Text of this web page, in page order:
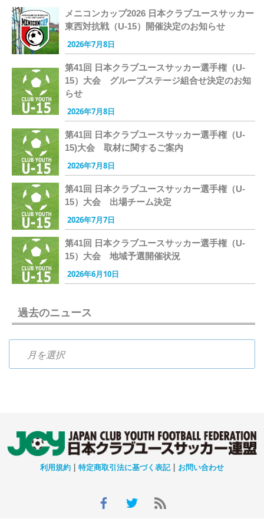
メニコンカップ2026 日本クラブユースサッカー
東西対抗戦（U-15）開催決定のお知らせ
2026年7月8日
第41回 日本クラブユースサッカー選手権（U-
15）大会 グループステージ組合せ決定のお知
らせ
2026年7月8日
第41回 日本クラブユースサッカー選手権（U-
15)大会 取材に関するご案内
2026年7月8日
第41回 日本クラブユースサッカー選手権（U-
15）大会 出場チーム決定
2026年7月7日
第41回 日本クラブユースサッカー選手権（U-
15）大会 地域予選開催状況
2026年6月10日
過去のニュース
利用規約 | 特定商取引法に基づく表記| お問い合わせ